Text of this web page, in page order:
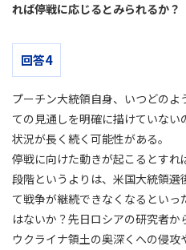
れば停戦に応じるとみられるか？
回答4
プーチン大統領自身、いつどの
ての見通しを明確に描けていな
状況が長く続く可能性がある。
停戦に向けた動きが起こるとす
段階というよりは、米国大統領選
て戦争が継続できなくなるとい
はないか？先日ロシアの研究者
ウクライナ領土の奥深くへの侵